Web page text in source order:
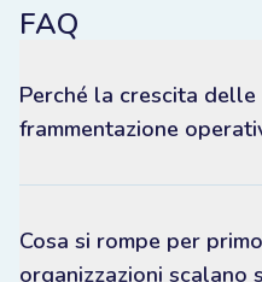
FAQ
Perché la crescita
frammentazione
Cosa si rompe per
organizzazioni scalano